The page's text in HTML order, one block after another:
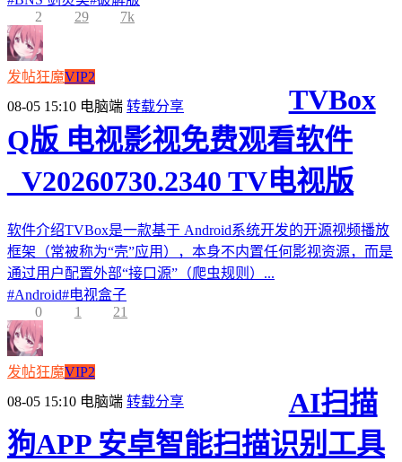
2
29 7k
发帖狂魔VIP2
08-05 15:10 电脑端 转载分享
TVBox
Q版 电视影视免费观看软件
_V20260730.2340 TV电视版
软件介绍TVBox是一款基于 Android系统开发的开源视频播放
框架（常被称为“壳”应用），本身不内置任何影视资源，而是
通过用户配置外部“接口源”（爬虫规则）...
#Android#电视盒子
0
1 21
发帖狂魔VIP2
08-05 15:10 电脑端 转载分享
AI扫描
狗APP 安卓智能扫描识别工具